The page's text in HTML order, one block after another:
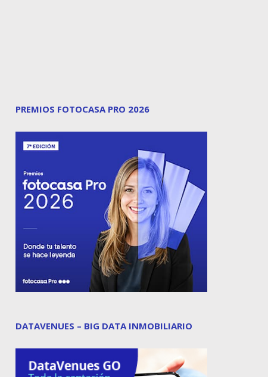
PREMIOS FOTOCASA PRO 2026
DATAVENUES – BIG DATA INMOBILIARIO